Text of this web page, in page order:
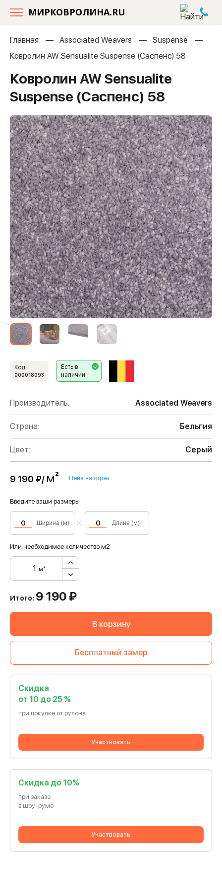
МИРКОВРОЛИНА.RU
Главная Associated Weavers
Suspense
Ковролин AW Sensualite Suspense (Саспенс) 58
Ковролин AW Sensualite
Suspense (Саспенс) 58
Код:
000018093
Есть в
наличии
Производитель: Associated Weavers
Страна: Бельгия
Цвет: Серый
9 190 ₽/ м² Цена на отрез
Введите ваши размеры
Ширина (м) Длина (м)
Или необходимое количество м2
м²
Итого: 9 190 ₽
В корзину
Бесплатный замер
Скидка
от 10 до 25 %
при покупке от рулона
Участвовать
Cкидка до 10%
при заказе
в шоу-руме
Участвовать